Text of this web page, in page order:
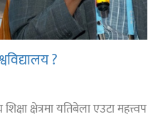
?
क्षेत्रमा यतिबेला एउटा महत्त्वप